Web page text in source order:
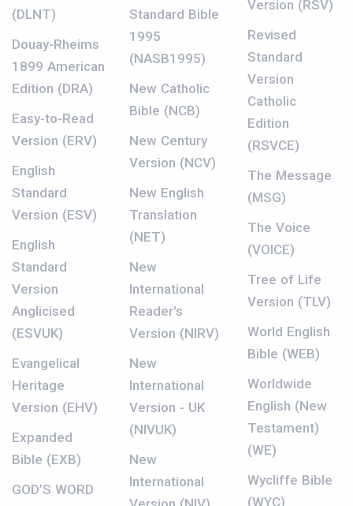
(DLNT)
Douay-Rheims
1899 American
Edition (DRA)
Easy-to-Read
Version (ERV)
English
Standard
Version (ESV)
English
Standard
Version
Anglicised
(ESVUK)
Evangelical
Heritage
Version (EHV)
Expanded
Bible (EXB)
GOD’S WORD
Standard Bible
1995
(NASB1995)
New Catholic
Bible (NCB)
New Century
Version (NCV)
New English
Translation
(NET)
New
International
Reader's
Version (NIRV)
New
International
Version - UK
(NIVUK)
New
International
Version (RSV)
Revised
Standard
Version
Catholic
Edition
(RSVCE)
The Message
(MSG)
The Voice
(VOICE)
Tree of Life
Version (TLV)
World English
Bible (WEB)
Worldwide
English (New
Testament)
(WE)
Wycliffe Bible
(WYC)